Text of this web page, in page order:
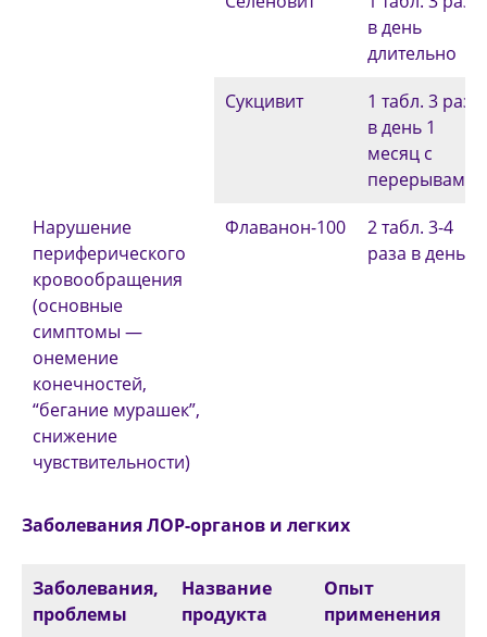
в день
длительно
Сукцивит
1 табл. 3 раза
в день 1
месяц с
перерывами
Нарушение
перифе­рического
кровооб­ращения
(основные
симптомы —
онемение
конечностей,
“бегание мурашек”,
снижение
чувствительности)
Флаванон-100
2 табл. 3-4
раза в день
Заболевания ЛОР-органов и легких
Заболевания,
проблемы
Название
продукта
Опыт
применения